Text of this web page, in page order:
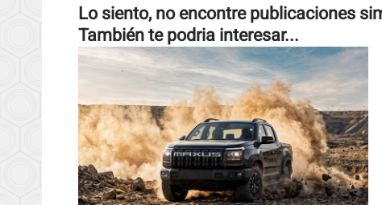
Lo siento, no encontre publicaciones
También te podria interesar...